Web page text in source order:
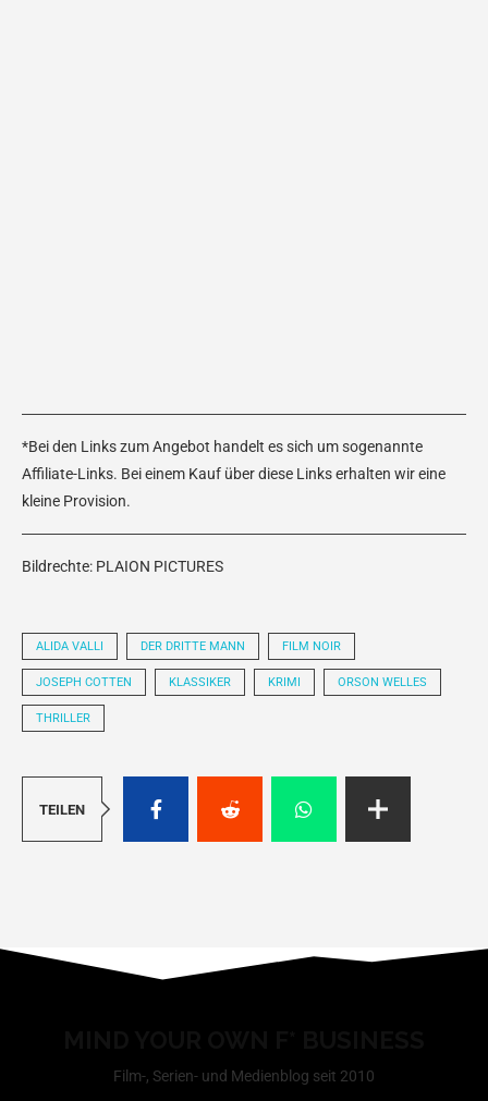
*Bei den Links zum Angebot handelt es sich um sogenannte
Affiliate-Links. Bei einem Kauf über diese Links erhalten wir eine
kleine Provision.
Bildrechte: PLAION PICTURES
ALIDA VALLI DER DRITTE MANN FILM NOIR
JOSEPH COTTEN KLASSIKER KRIMI ORSON WELLES
THRILLER
TEILEN
Film-, Serien- und Medienblog seit 2010